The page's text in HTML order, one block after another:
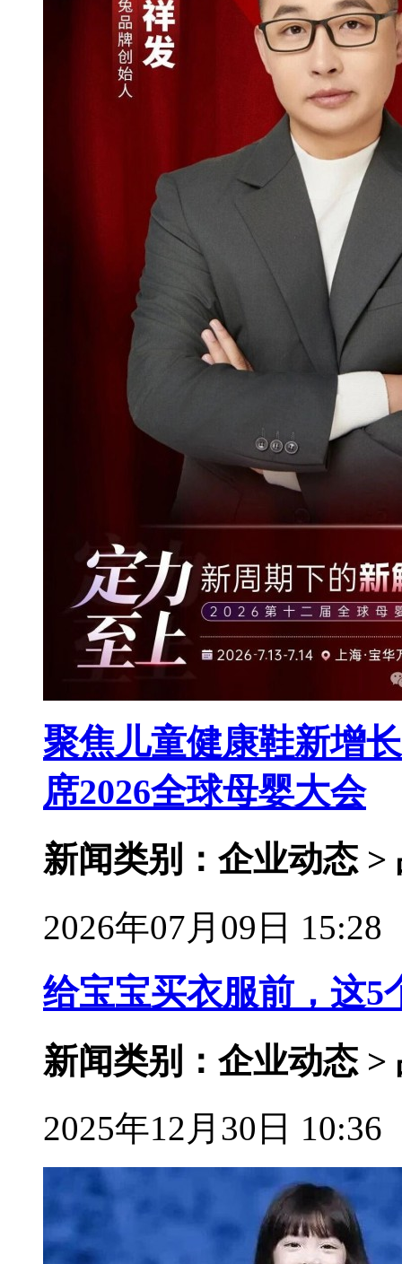
聚焦儿童健康鞋新增
席2026全球母婴大会
新闻类别：企业动态 >
2026年07月09日 15:28
给宝宝买衣服前，这5
新闻类别：企业动态 >
2025年12月30日 10:36